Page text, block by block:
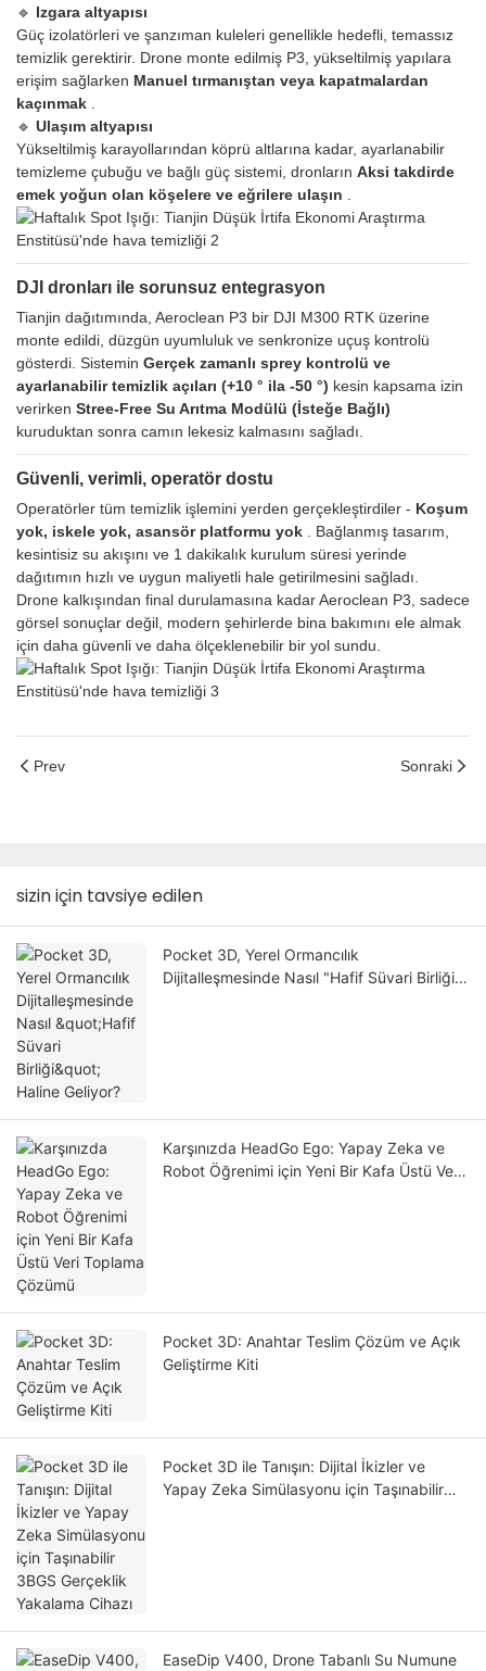
🔹 Izgara altyapısı
Güç izolatörleri ve şanzıman kuleleri genellikle hedefli, temassız
temizlik gerektirir. Drone monte edilmiş P3, yükseltilmiş yapılara
erişim sağlarken Manuel tırmanıştan veya kapatmalardan
kaçınmak .
🔹 Ulaşım altyapısı
Yükseltilmiş karayollarından köprü altlarına kadar, ayarlanabilir
temizleme çubuğu ve bağlı güç sistemi, dronların Aksi takdirde
emek yoğun olan köşelere ve eğrilere ulaşın .
DJI dronları ile sorunsuz entegrasyon
Tianjin dağıtımında, Aeroclean P3 bir DJI M300 RTK üzerine
monte edildi, düzgün uyumluluk ve senkronize uçuş kontrolü
gösterdi. Sistemin Gerçek zamanlı sprey kontrolü ve
ayarlanabilir temizlik açıları (+10 ° ila -50 °) kesin kapsama izin
verirken Stree-Free Su Arıtma Modülü (İsteğe Bağlı)
kuruduktan sonra camın lekesiz kalmasını sağladı.
Güvenli, verimli, operatör dostu
Operatörler tüm temizlik işlemini yerden gerçekleştirdiler - Koşum
yok, iskele yok, asansör platformu yok . Bağlanmış tasarım,
kesintisiz su akışını ve 1 dakikalık kurulum süresi yerinde
dağıtımın hızlı ve uygun maliyetli hale getirilmesini sağladı.
Drone kalkışından final durulamasına kadar Aeroclean P3, sadece
görsel sonuçlar değil, modern şehirlerde bina bakımını ele almak
için daha güvenli ve daha ölçeklenebilir bir yol sundu.
Prev Sonraki
sizin için tavsiye edilen
Pocket 3D, Yerel Ormancılık
Dijitalleşmesinde Nasıl "Hafif Süvari Birliği"
Karşınızda HeadGo Ego: Yapay Zeka ve
Robot Öğrenimi için Yeni Bir Kafa Üstü Veri
Pocket 3D: Anahtar Teslim Çözüm ve Açık
Geliştirme Kiti
Pocket 3D ile Tanışın: Dijital İkizler ve
Yapay Zeka Simülasyonu için Taşınabilir
EaseDip V400, Drone Tabanlı Su Numune